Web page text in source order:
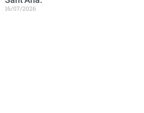
16/07/2026